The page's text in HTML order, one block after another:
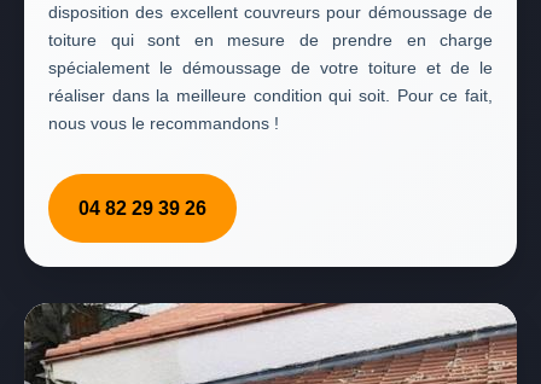
disposition des excellent couvreurs pour démoussage de
toiture qui sont en mesure de prendre en charge
spécialement le démoussage de votre toiture et de le
réaliser dans la meilleure condition qui soit. Pour ce fait,
nous vous le recommandons !
04 82 29 39 26